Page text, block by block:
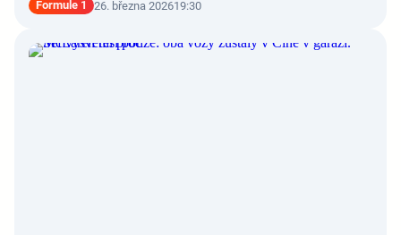
Formule 1 26. března 202619:30